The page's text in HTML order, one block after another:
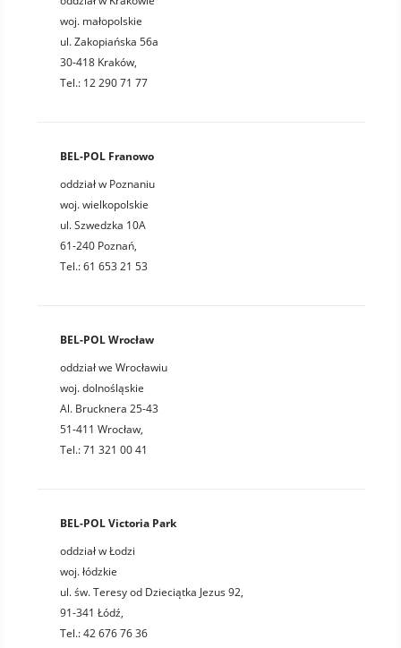
woj. małopolskie
ul. Zakopiańska 56a
30-418 Kraków,
Tel.: 12 290 71 77
BEL-POL Franowo
oddział w Poznaniu
woj. wielkopolskie
ul. Szwedzka 10A
61-240 Poznań,
Tel.: 61 653 21 53
BEL-POL Wrocław
oddział we Wrocławiu
woj. dolnośląskie
Al. Brucknera 25-43
51-411 Wrocław,
Tel.: 71 321 00 41
BEL-POL Victoria Park
oddział w Łodzi
woj. łódzkie
ul. św. Teresy od Dzieciątka Jezus 92,
91-341 Łódź,
Tel.: 42 676 76 36